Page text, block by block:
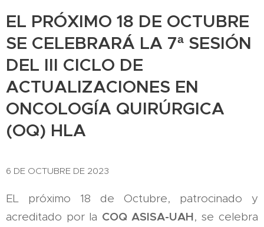
EL PRÓXIMO 18 DE OCTUBRE
SE CELEBRARÁ LA 7ª SESIÓN
DEL III CICLO DE
ACTUALIZACIONES EN
ONCOLOGÍA QUIRÚRGICA
(OQ) HLA
6 DE OCTUBRE DE 2023
EL próximo 18 de Octubre, patrocinado y
acreditado por la COQ ASISA-UAH, se celebra